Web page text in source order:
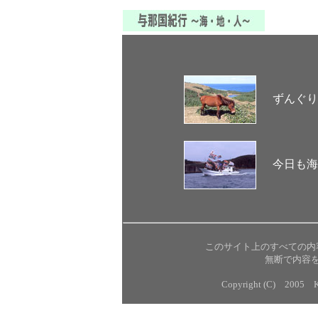
ずんぐ
今日も
このサイト上のすべての
無断で内容
Copyright (C) 2005